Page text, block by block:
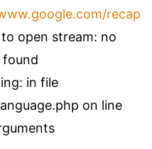
recap
open stream: no
found
in file
on line